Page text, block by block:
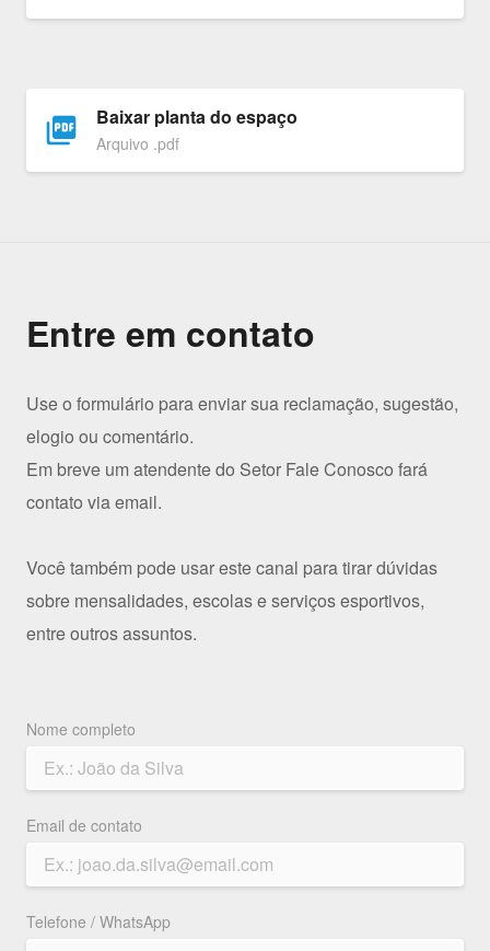
picture_as_pdf Baixar planta do espaço
Arquivo .pdf
Entre em contato
Use o formulário para enviar sua reclamação, sugestão,
elogio ou comentário.
Em breve um atendente do Setor Fale Conosco fará
contato via email.
Você também pode usar este canal para tirar dúvidas
sobre mensalidades, escolas e serviços esportivos,
entre outros assuntos.
Nome completo
Email de contato
Telefone / WhatsApp